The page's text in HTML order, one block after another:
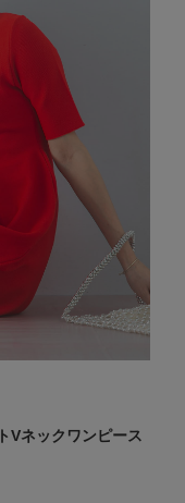
Vネックワンピース